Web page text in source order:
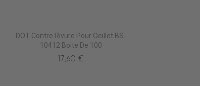
DOT Contre Rivure Pour Oeillet BS-
10412 Boite De 100
17,60 €